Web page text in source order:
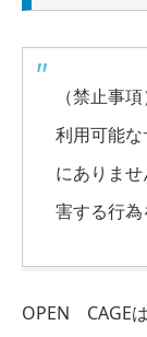
（禁止事項
利用可能
にありま
害する行為
OPEN CAGE